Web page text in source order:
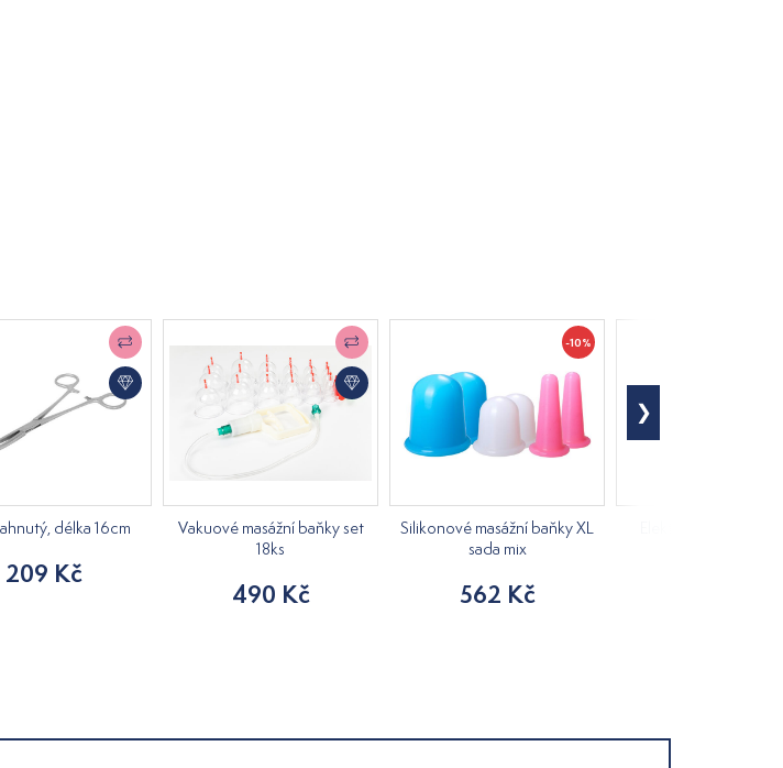
délka 16cm
209 Kč
Vakuové masážní baňky set
18ks
490 Kč
-10%
Silikonové masážní baňky XL
sada mix
562 Kč